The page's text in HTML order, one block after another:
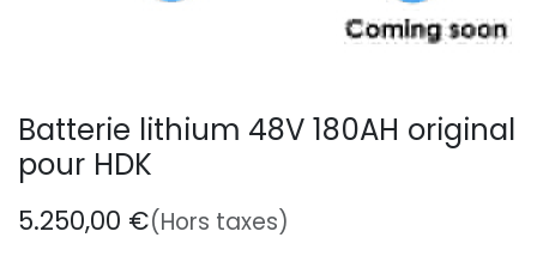
Batterie lithium 48V 180AH original
pour HDK
5.250,00 €(Hors taxes)